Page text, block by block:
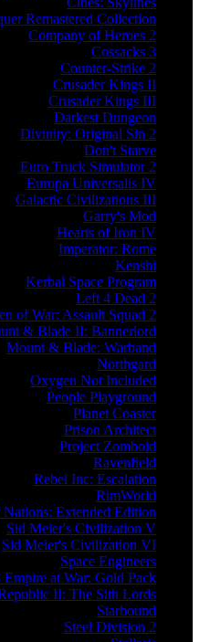
Remastered Collection
Company of Heroes 2
Cossacks 3
Counter-Strike 2
Crusader Kings II
Crusader Kings III
Darkest Dungeon
Divinity: Original Sin 2
Don't Starve
Euro Truck Simulator 2
Europa Universalis IV
Galactic Civilizations III
Garry's Mod
Hearts of Iron IV
Imperator: Rome
Kenshi
Kerbal Space Program
Left 4 Dead 2
of War: Assault Squad 2
& Blade II: Bannerlord
Mount & Blade: Warband
Northgard
Oxygen Not Included
People Playground
Planet Coaster
Prison Architect
Project Zomboid
Ravenfield
Rebel Inc: Escalation
RimWorld
Nations: Extended Edition
Sid Meier's Civilization V
Sid Meier's Civilization VI
Space Engineers
at War: Gold Pack
II: The Sith Lords
Starbound
Steel Division 2